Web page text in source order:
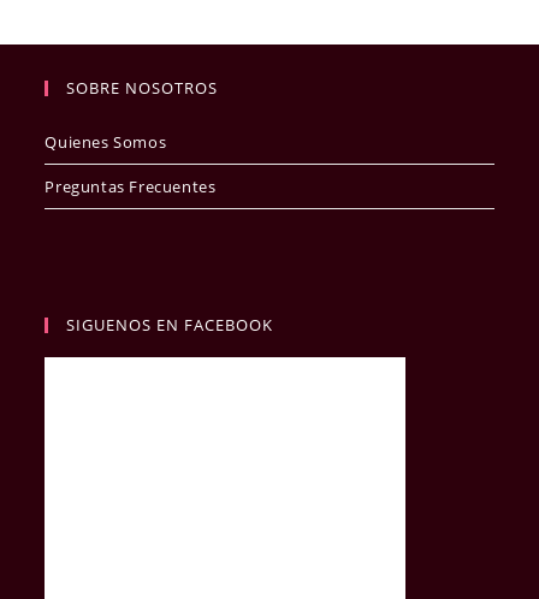
SOBRE NOSOTROS
Quienes Somos
Preguntas Frecuentes
SIGUENOS EN FACEBOOK